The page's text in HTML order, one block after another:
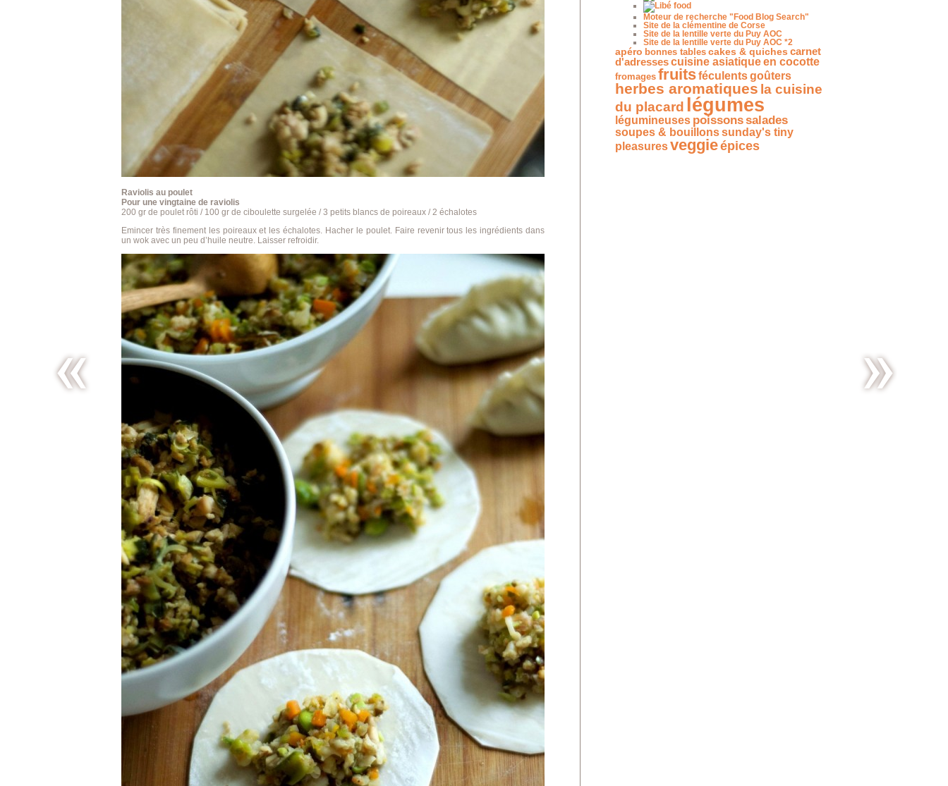
Raviolis au poulet
Pour une vingtaine de raviolis
200 gr de poulet rôti / 100 gr de ciboulette surgelée / 3 petits blancs de poireaux / 2 échalotes
Emincer très finement les poireaux et les échalotes. Hacher le poulet. Faire revenir tous les ingrédients dans
un wok avec un peu d’huile neutre. Laisser refroidir.
Moteur de recherche "Food Blog Search"
Site de la clémentine de Corse
Site de la lentille verte du Puy AOC
Site de la lentille verte du Puy AOC *2
apéro bonnes tables cakes & quiches carnet
d'adressescuisine asiatiqueen cocotte
fromages fruitsféculentsgoûters
herbes aromatiques la cuisine
du placard légumes
légumineuses poissonssalades
soupes & bouillonssunday's tiny
pleasuresveggieépices